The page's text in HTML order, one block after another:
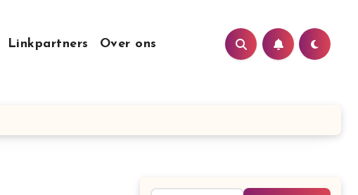
Linkpartners Over ons